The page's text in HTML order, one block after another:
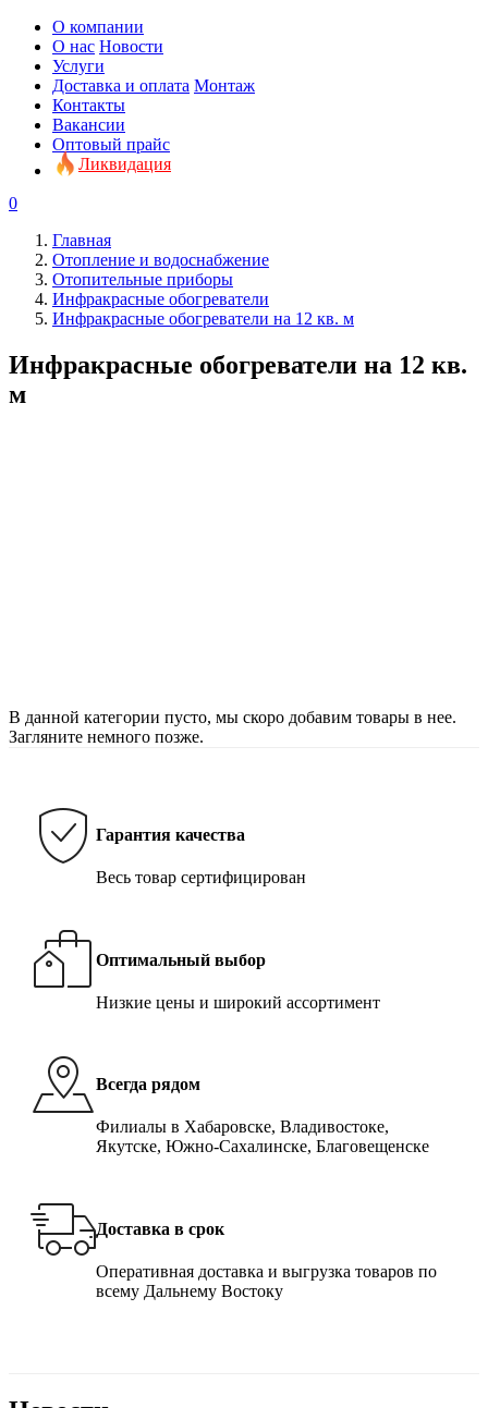
О компании
О нас Новости
Услуги
Доставка и оплата Монтаж
Контакты
Вакансии
Оптовый прайс
Ликвидация
0
Главная
Отопление и водоснабжение
Отопительные приборы
Инфракрасные обогреватели
Инфракрасные обогреватели на 12 кв. м
Инфракрасные обогреватели на 12 кв.
м
В данной категории пусто, мы скоро добавим товары в нее.
Загляните немного позже.
Гарантия качества
Весь товар сертифицирован
Оптимальный выбор
Низкие цены и широкий ассортимент
Всегда рядом
Филиалы в Хабаровске, Владивостоке,
Якутске, Южно-Сахалинске, Благовещенске
Доставка в срок
Оперативная доставка и выгрузка товаров по
всему Дальнему Востоку